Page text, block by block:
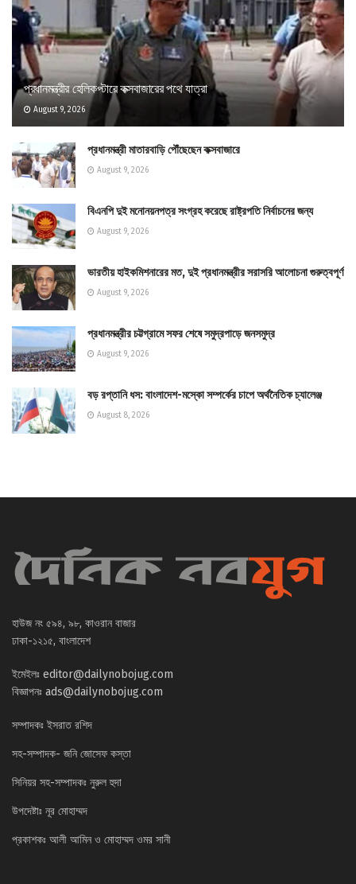
প্রধানমন্ত্রীর হেলিকপ্টারে কক্সবাজারের পথে যাত্রা
August 9, 2026
প্রধানমন্ত্রী মাতারবাড়ি পৌঁছেছেন কক্সবাজারে
August 9, 2026
বিএনপি দুই মনোনয়নপত্র সংগ্রহ করেছে রাষ্ট্রপতি নির্বাচনের জন্য
August 9, 2026
ভারতীয় হাইকমিশনারের মত, দুই প্রধানমন্ত্রীর সরাসরি আলোচনা গুরুত্বপূর্ণ
August 9, 2026
প্রধানমন্ত্রীর চট্টগ্রামে সফর শেষে সমুদ্রপাড়ে জনসমুদ্র
August 9, 2026
বড় রপ্তানি ধস: বাংলাদেশ-মস্কো সম্পর্কের চাপে অর্থনৈতিক চ্যালেঞ্জ
August 8, 2026
হাউজ নং ৫৯৪, ৯৮, কাওরান বাজার
ঢাকা-১২১৫, বাংলাদেশ
ইমেইলঃ editor@dailynobojug.com
বিজ্ঞাপনঃ ads@dailynobojug.com
সম্পাদকঃ ইসরাত রশিদ
সহ-সম্পাদক- জনি জোসেফ কস্তা
সিনিয়র সহ-সম্পাদকঃ নুরুল হুদা
উপদেষ্টাঃ নূর মোহাম্মদ
প্রকাশকঃ আলী আমিন ও মোহাম্মদ ওমর সানী